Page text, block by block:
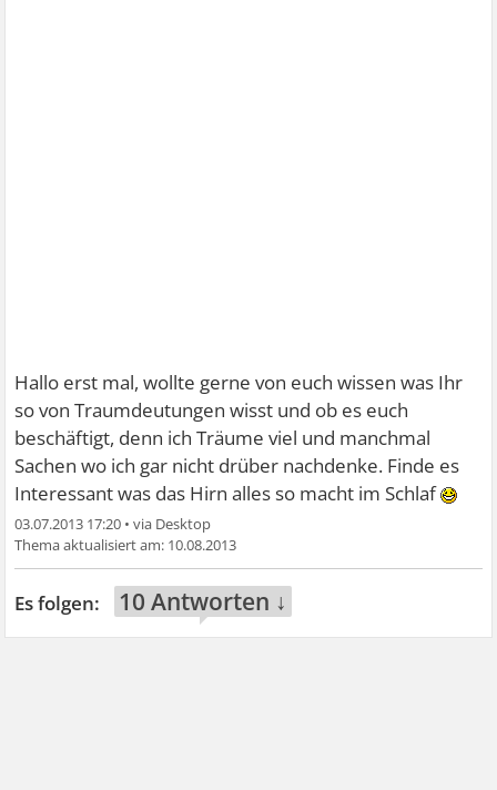
Hallo erst mal, wollte gerne von euch wissen was Ihr
so von Traumdeutungen wisst und ob es euch
beschäftigt, denn ich Träume viel und manchmal
Sachen wo ich gar nicht drüber nachdenke. Finde es
Interessant was das Hirn alles so macht im Schlaf
03.07.2013 17:20 •
10.08.2013
10 Antworten ↓